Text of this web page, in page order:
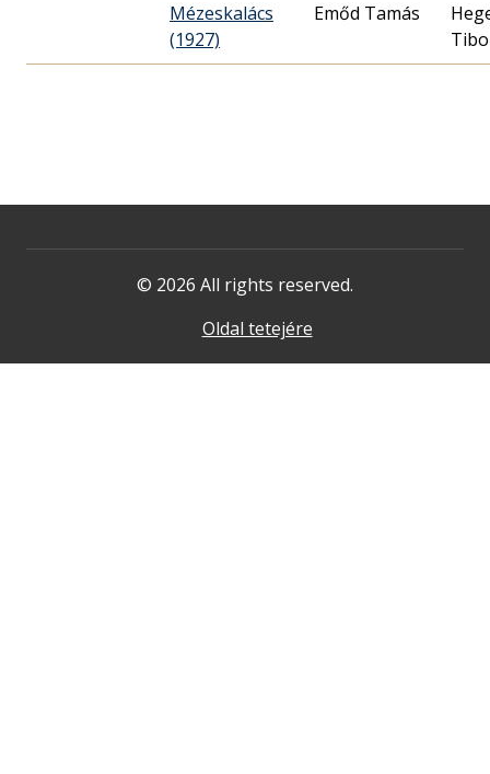
Mézeskalács
(1927)
Emőd Tamás
© 2026 All rights reserved.
Oldal tetejére